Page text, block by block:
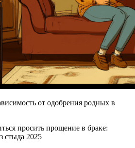
от одобрения родных в